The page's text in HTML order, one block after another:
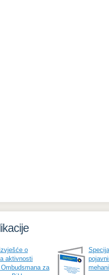
o
aktivnosti
za